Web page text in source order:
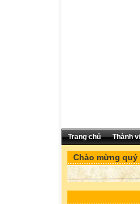
Trang chủ Thành
Chào mừng